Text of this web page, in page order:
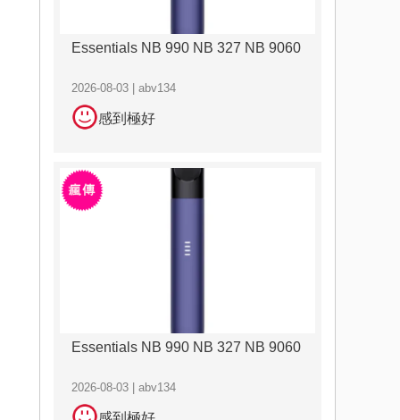
Essentials NB 990 NB 327 NB 9060
2026-08-03 | abv134
感到極好
Essentials NB 990 NB 327 NB 9060
2026-08-03 | abv134